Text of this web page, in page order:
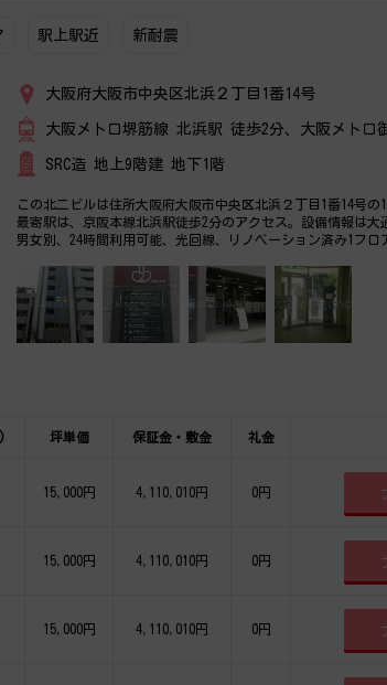
駅上駅近 新耐震
大阪府大阪市中央区北浜２丁目1番14号
大阪メトロ堺筋線 北浜駅 徒歩2分、大阪メトロ
SRC造 地上9階建 地下1階
この北二ビルは住所大阪府大阪市中央区北浜２丁目1番14号の
最寄駅は、京阪本線北浜駅徒歩2分のアクセス。設備情報は
男女別、24時間利用可能、光回線、リノベーション済み1フ
坪単価 保証金・敷金 礼金
15,000円 4,110,010円 0円
15,000円 4,110,010円 0円
15,000円 4,110,010円 0円